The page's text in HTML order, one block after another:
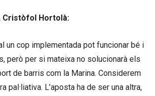
Cristòfol Hortolà:
un cop implementada pot funcionar bé i
però per si mateixa no solucionarà els
de barris com la Marina. Considerem
pal·liativa. L’aposta ha de ser una altra,